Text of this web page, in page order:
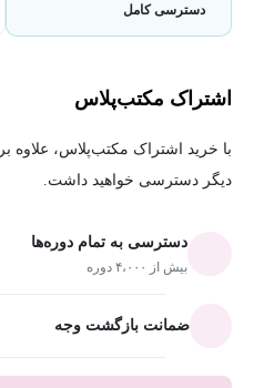
دسترسی کامل
اشتراک مکتب‌پلاس
دیگر دسترسی خواهید داشت.
دسترسی به تمام دوره‌ها
بیش از ۴،۰۰۰ دوره
ضمانت بازگشت وجه